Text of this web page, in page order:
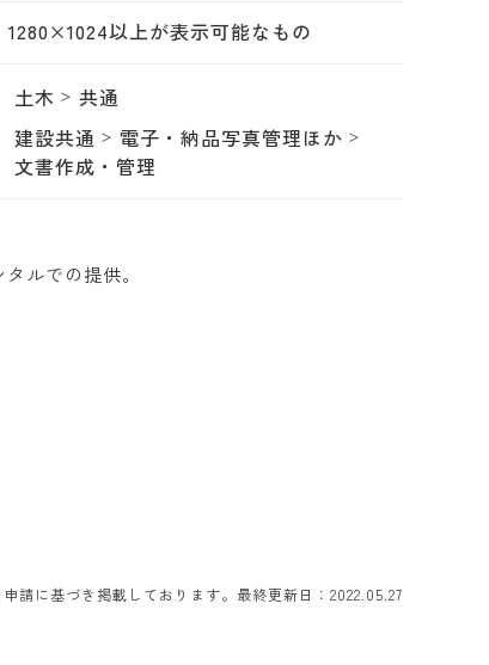
1280×1024以上が表示可能なもの
土木
共通
建設共通
電子・納品写真管理ほか
文書作成・管理
ルでの提供。
請に基づき掲載しております。最終更新日：2022.05.27